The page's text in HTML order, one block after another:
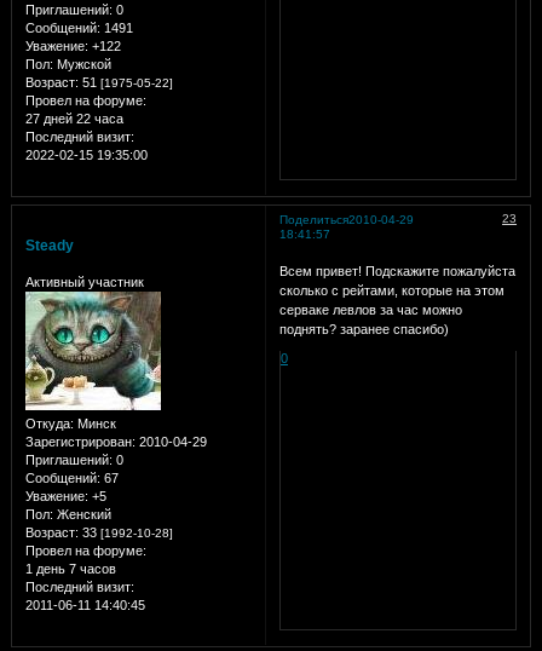
Приглашений: 0
Сообщений: 1491
Уважение: +122
Пол: Мужской
Возраст: 51 [1975-05-22]
Провел на форуме:
27 дней 22 часа
Последний визит:
2022-02-15 19:35:00
Поделиться 23
2010-04-29
18:41:57
Steady
Активный участник
Откуда: Минск
Зарегистрирован: 2010-04-29
Приглашений: 0
Сообщений: 67
Уважение: +5
Пол: Женский
Возраст: 33 [1992-10-28]
Провел на форуме:
1 день 7 часов
Последний визит:
2011-06-11 14:40:45
Всем привет! Подскажите пожалуйста
сколько с рейтами, которые на этом
серваке левлов за час можно
поднять? заранее спасибо)
0